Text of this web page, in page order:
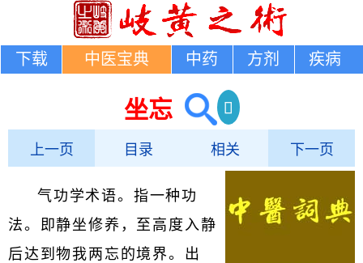
下载 中医宝典 中药 方剂 疾病
坐忘
上一页 目录 相关 下一页
气功学术语。指一种功
法。即静坐修养，至高度入静
后达到物我两忘的境界。出